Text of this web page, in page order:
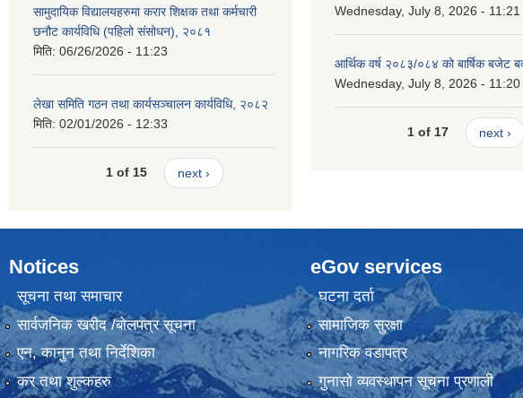
सामुदायिक विद्यालयहरुमा करार शिक्षक तथा कर्मचारी
छनौट कार्यविधि (पहिलो संसोधन), २०८१
मिति: 06/26/2026 - 11:23
लेखा समिति गठन तथा कार्यसञ्चालन कार्यविधि, २०८२
मिति: 02/01/2026 - 12:33
1 of 15 next ›
Wednesday, July 8, 2026 - 11:21
आर्थिक वर्ष २०८३/०८४ को बार्षिक बजेट
Wednesday, July 8, 2026 - 11:20
1 of 17 next ›
Notices
सूचना तथा समाचार
सार्वजनिक खरीद /बोलपत्र सूचना
एन, कानुन तथा निर्देशिका
कर तथा शुल्कहरु
eGov services
घटना दर्ता
सामाजिक सुरक्षा
नागरिक वडापत्र
गुनासो व्यवस्थापन सूचना प्रणाली